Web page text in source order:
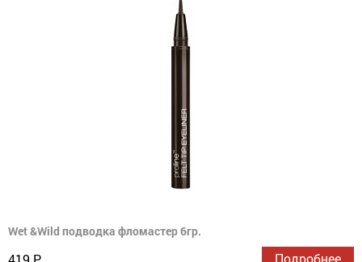
Wet &Wild подводка фломастер 6гр.